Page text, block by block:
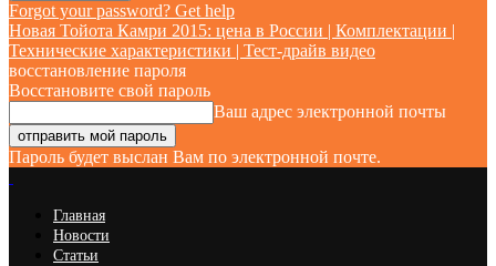
Forgot your password? Get help
Новая Тойота Камри 2015: цена в России | Комплектации |
Технические характеристики | Тест-драйв видео
восстановление пароля
Восстановите свой пароль
Ваш адрес электронной почты
Пароль будет выслан Вам по электронной почте.
Главная
Новости
Статьи